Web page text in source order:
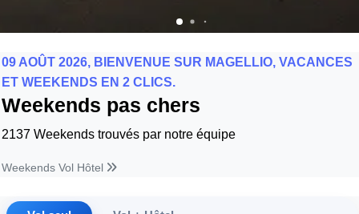
09 AOÛT 2026, BIENVENUE SUR MAGELLIO, VACANCES
ET WEEKENDS EN 2 CLICS.
Weekends pas chers
2137 Weekends trouvés par notre équipe
Weekends Vol Hôtel